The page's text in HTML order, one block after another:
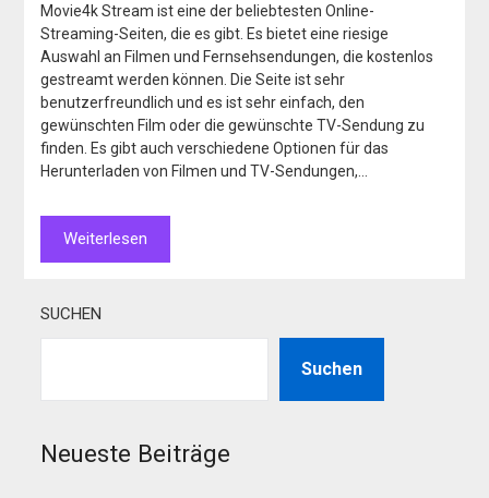
Movie4k Stream ist eine der beliebtesten Online-
Streaming-Seiten, die es gibt. Es bietet eine riesige
Auswahl an Filmen und Fernsehsendungen, die kostenlos
gestreamt werden können. Die Seite ist sehr
benutzerfreundlich und es ist sehr einfach, den
gewünschten Film oder die gewünschte TV-Sendung zu
finden. Es gibt auch verschiedene Optionen für das
Herunterladen von Filmen und TV-Sendungen,…
Weiterlesen
SUCHEN
Suchen
Neueste Beiträge